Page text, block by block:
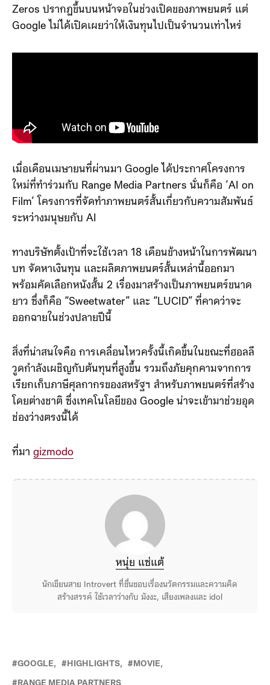
Zeros ปรากฏขึ้นบนหน้าจอในช่วงเปิดของภาพยนตร์ แต่
Google ไม่ได้เปิดเผยว่าให้เงินทุนไปเป็นจำนวนเท่าไหร่
เมื่อเดือนเมษายนที่ผ่านมา Google ได้ประกาศโครงการ
ใหม่ที่ทำร่วมกับ Range Media Partners นั่นก็คือ ‘AI on
Film’ โครงการที่จัดทำภาพยนตร์สั้นเกี่ยวกับความสัมพันธ์
ระหว่างมนุษยกับ AI
ทางบริษัทตั้งเป้าที่จะใช้เวลา 18 เดือนข้างหน้าในการพัฒนา
บท จัดหาเงินทุน และผลิตภาพยนตร์สั้นเหล่านี้ออกมา
พร้อมคัดเลือกหนังสั้น 2 เรื่องมาสร้างเป็นภาพยนตร์ขนาด
ยาว ซึ่งก็คือ “Sweetwater” และ “LUCID” ที่คาดว่าจะ
ออกฉายในช่วงปลายปีนี้
สิ่งที่น่าสนใจคือ การเคลื่อนไหวครั้งนี้เกิดขึ้นในขณะที่ฮอลลี
วูดกำลังเผชิญกับต้นทุนที่สูงขึ้น รวมถึงภัยคุกคามจากการ
เรียกเก็บภาษีศุลกากรของสหรัฐฯ สำหรับภาพยนตร์ที่สร้าง
โดยต่างชาติ ซึ่งเทคโนโลยีของ Google น่าจะเข้ามาช่วยอุด
ช่องว่างตรงนี้ได้
ที่มา gizmodo
หนุ่ย แซ่แต้
นักเขียนสาย Introvert ที่ชื่นชอบเรื่องนวัตกรรมและความคิด
สร้างสรรค์ ใช้เวลาว่างกับ มังงะ, เสียงเพลงและ idol
GOOGLE HIGHLIGHTS MOVIE